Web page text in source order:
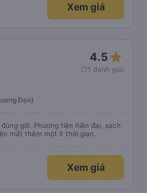
Xem giá
4.5 star_rate
(71 đánh giá)
Đạo)
giờ. Phương tiện hiện đại, sạch
mất thêm một ít thời gian.
Xem giá